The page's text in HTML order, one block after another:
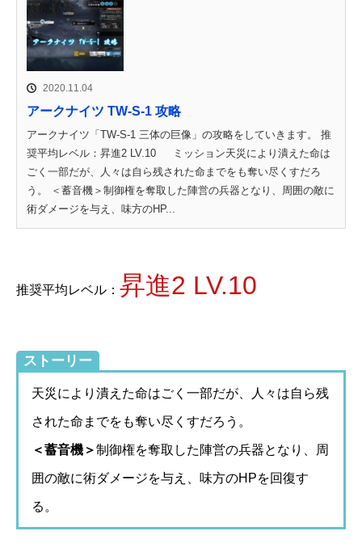
2020.11.04
アークナイツ TW-S-1 攻略
アークナイツ「TW-S-1 三体の巨像」の攻略をしていきます。 推
奨平均レベル：昇進2 LV.10 ミッション天災により潰えた命は
ごく一部だが、人々は自ら残された命までをも奪い尽くすだろ
う。 ＜蓄音機＞制御権を奪取した陣営の兵器となり、周囲の敵に
術ダメージを与え、味方のHP...
推奨平均レベル： 昇進2 LV.10
ストーリー
天災により潰えた命はごく一部だが、人々は自ら残
された命までをも奪い尽くすだろう。
＜蓄音機＞制御権を奪取した陣営の兵器となり、周
囲の敵に術ダメージを与え、味方のHPを回復す
る。